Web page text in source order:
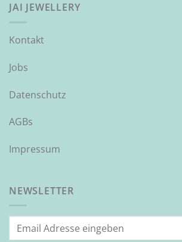
JAI JEWELLERY
Kontakt
Jobs
Datenschutz
AGBs
Impressum
NEWSLETTER